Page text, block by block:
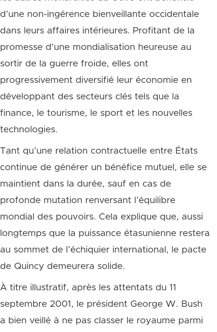
d’une non-ingérence bienveillante occidentale
dans leurs affaires intérieures. Profitant de la
promesse d’une mondialisation heureuse au
sortir de la guerre froide, elles ont
progressivement diversifié leur économie en
développant des secteurs clés tels que la
finance, le tourisme, le sport et les nouvelles
technologies.
Tant qu’une relation contractuelle entre États
continue de générer un bénéfice mutuel, elle se
maintient dans la durée, sauf en cas de
profonde mutation renversant l’équilibre
mondial des pouvoirs. Cela explique que, aussi
longtemps que la puissance étasunienne restera
au sommet de l’échiquier international, le pacte
de Quincy demeurera solide.
À titre illustratif, après les attentats du 11
septembre 2001, le président George W. Bush
a bien veillé à ne pas classer le royaume parmi